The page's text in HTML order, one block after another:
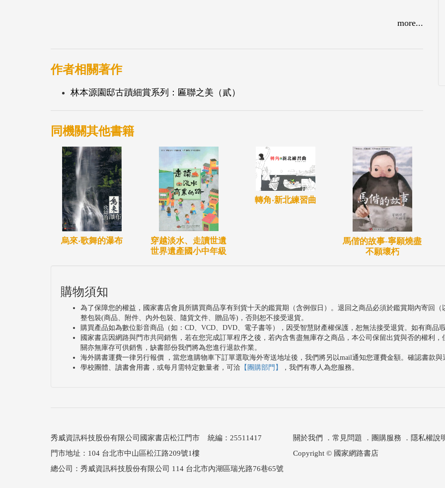
more...
作者相關著作
林本源園邸古蹟細賞系列：匾聯之美（貳）
同機關其他書籍
烏來‧歌舞的瀑布
穿越淡水、走讀世遺
世界遺產國小中年級
轉角‧新北練習曲
馬偕的故事-寧願燒盡
不願壞朽
購物須知
為了保障您的權益，國家書店會員所購買商品享有到貨十天的鑑賞期（含例假日）。退回之商品必須於鑑賞期內寄回
整包裝(商品、附件、內外包裝、隨貨文件、贈品等)，否則恕不接受退貨。
購買產品如為數位影音商品（如：CD、VCD、DVD、電子書等），因受智慧財產權保護，恕無法接受退貨。如有商品
國家書店因網路與門市共同銷售，若在您完成訂單程序之後，若內含售盡無庫存之商品，本公司保留出貨與否的權利
關亦無庫存可供銷售，缺書部份我們將為您進行退款作業。
海外購書運費一律另行報價 ，當您進購物車下訂單選取海外寄送地址後，我們將另以mail通知您運費金額。確認書款
學校團體、讀書會用書，或每月需特定數量者，可洽 【團購部門】 ，我們有專人為您服務。
秀威資訊科技股份有限公司國家書店松江門市 統編：25511417
門市地址：104 台北市中山區松江路209號1樓
關於我們 ． 常見問題 ． 團購服務 ． 隱私權說
Copyright © 國家網路書店
總公司：秀威資訊科技股份有限公司 114 台北市內湖區瑞光路76巷65號